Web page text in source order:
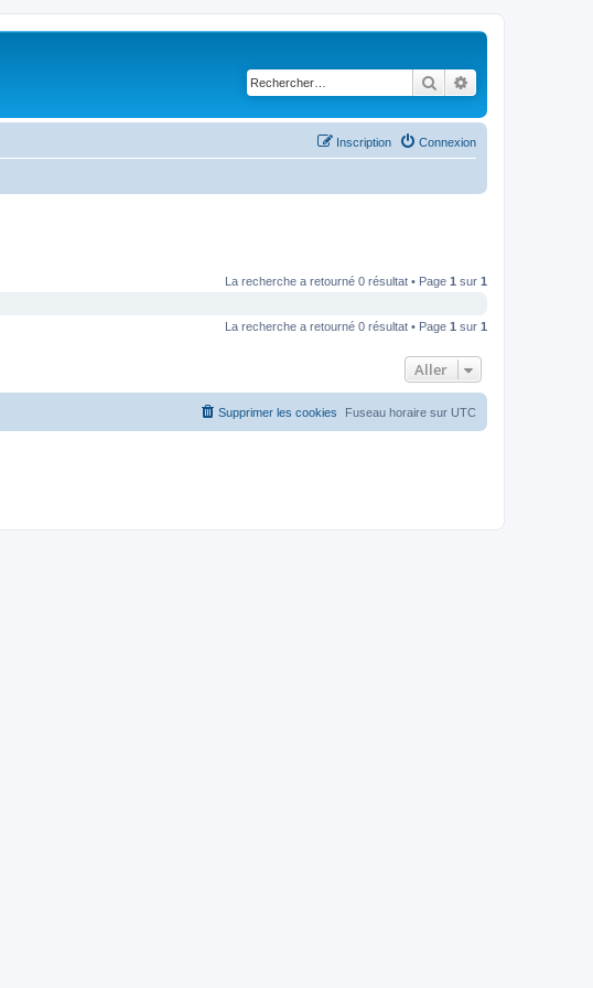
Rechercher
Connexion
Inscription
La recherche a retourné 0 résultat • Page 1 sur 1
La recherche a retourné 0 résultat • Page 1 sur 1
Aller
Fuseau horaire sur UTC
Supprimer les cookies